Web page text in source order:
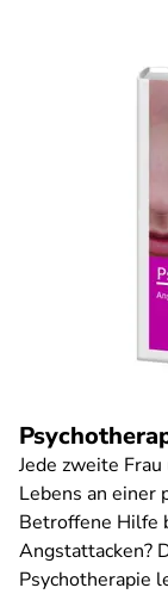
Jede zweite
Lebens an einer
Betroffene Hilfe
Angstattacken?
Psychotherapie